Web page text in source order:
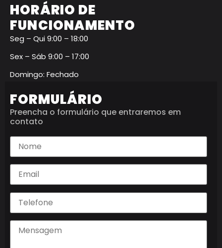
HORÁRIO DE
FUNCIONAMENTO
Seg – Qui 9:00 – 18:00
Sex – Sáb 9:00 – 17:00
Domingo: Fechado
FORMULÁRIO
Preencha o formulário que entraremos em
contato